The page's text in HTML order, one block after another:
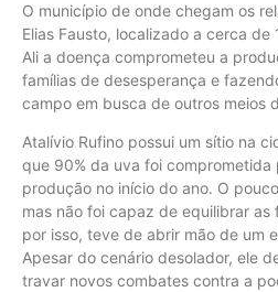
O município de onde chegam os
Elias Fausto, localizado a cerca
Ali a doença comprometeu a
famílias de desesperança e
campo em busca de outros meios
Atalívio Rufino possui um sítio na
que 90% da uva foi comprometida
produção no início do ano. O
mas não foi capaz de equilibrar as
por isso, teve de abrir mão de um
Apesar do cenário desolador, ele
travar novos combates contra a